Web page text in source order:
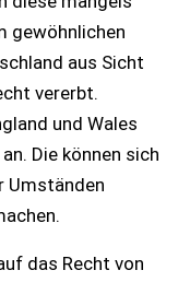
gewöhnlichen
aus Sicht
vererbt.
und Wales
Die können sich
Umständen
das Recht von